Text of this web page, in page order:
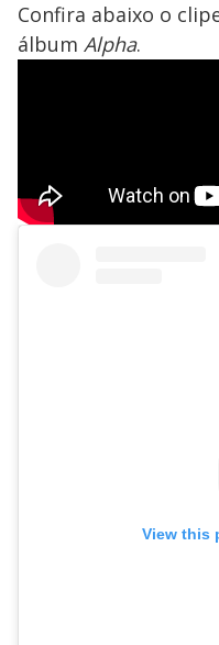
Confira abaixo o
álbum Alpha.
View this